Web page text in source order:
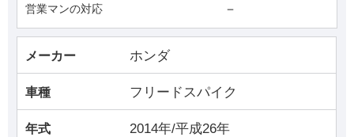
営業マンの対応 －
メーカー ホンダ
車種 フリードスパイク
年式 2014年/平成26年